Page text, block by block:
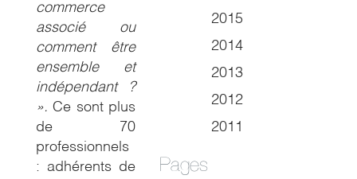
commerce
associéou
comment être
ensemble et
indépendant ?
».Ce sont plus
de 70
professionnels
: adhérents de
2015
2014
2013
2012
2011
Pages